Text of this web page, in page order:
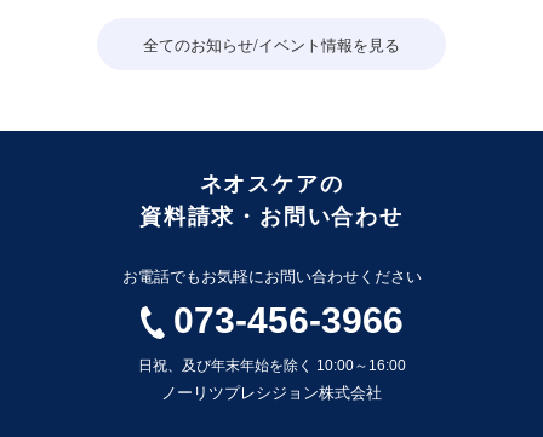
全てのお知らせ/イベント情報を見る
ネオスケアの
資料請求・お問い合わせ
お電話でもお気軽にお問い合わせください
073-456-3966
日祝、及び年末年始を除く 10:00～16:00
ノーリツプレシジョン株式会社